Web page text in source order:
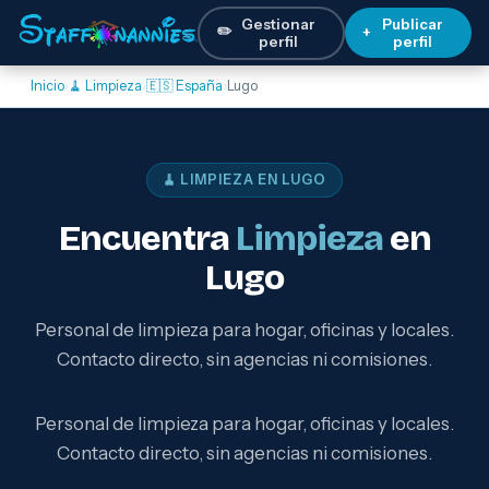
✏️ Gestionar
perfil
+
Publicar
perfil
Inicio› 🧹 Limpieza›🇪🇸 España› Lugo
🧹 LIMPIEZA EN LUGO
Encuentra Limpiezaen
Lugo
Personal de limpieza para hogar, oficinas y locales.
Contacto directo, sin agencias ni comisiones.
Personal de limpieza para hogar, oficinas y locales.
Contacto directo, sin agencias ni comisiones.